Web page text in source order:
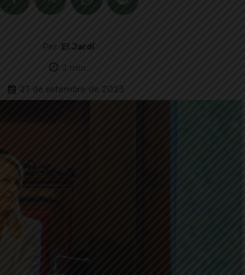
Per El Jardí
2 min.
27 de setembre de 2023